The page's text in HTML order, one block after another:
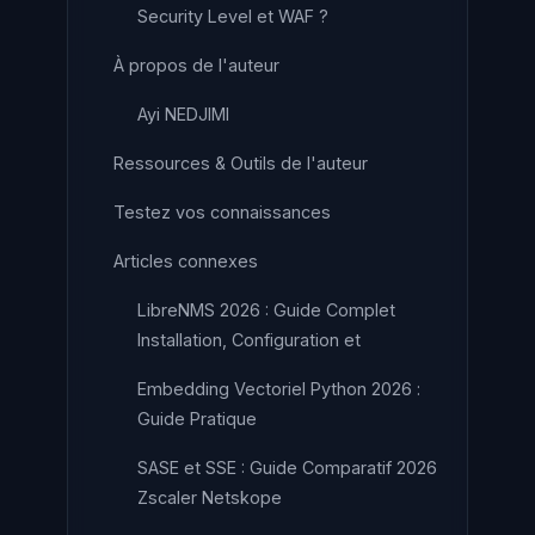
Security Level et WAF ?
À propos de l'auteur
Ayi NEDJIMI
Ressources & Outils de l'auteur
Testez vos connaissances
Articles connexes
LibreNMS 2026 : Guide Complet
Installation, Configuration et
Embedding Vectoriel Python 2026 :
Guide Pratique
SASE et SSE : Guide Comparatif 2026
Zscaler Netskope